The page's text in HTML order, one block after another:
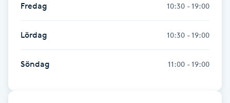
Gravidmassage
Gravidyoga
Fredag 10:30 - 19:00
Lördag 10:30 - 19:00
Söndag 11:00 - 19:00